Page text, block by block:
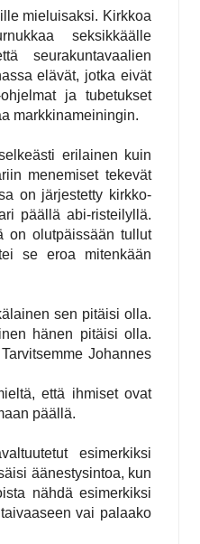
mieluisaksi. Kirkkoa
seksikkäälle
seurakuntavaalien
elävät, jotka eivät
ja tubetukset
markkinameiningin.
erilainen kuin
menemiset tekevät
on järjestetty kirkko-
päällä abi-risteilyllä.
on olutpäissään tullut
se eroa mitenkään
sen pitäisi olla.
hänen pitäisi olla.
Johannes
että ihmiset ovat
päällä.
esimerkiksi
äänestysintoa, kun
nähdä esimerkiksi
vai palaako